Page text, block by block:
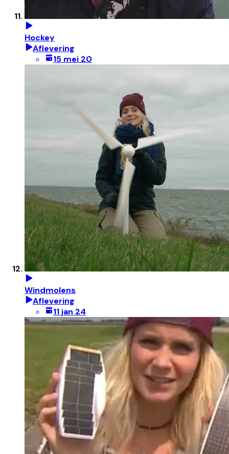
Hockey
Aflevering
15 mei 20
Windmolens
Aflevering
11 jan 24